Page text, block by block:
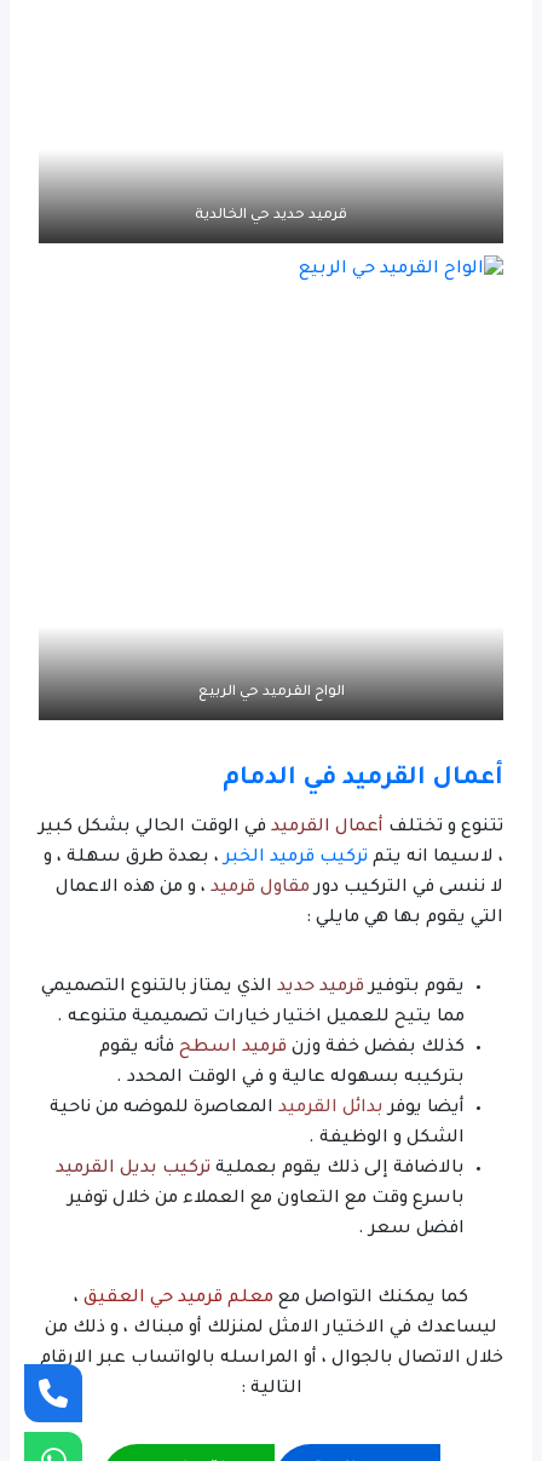
قرميد حديد حي الخالدية
الواح القرميد حي الربيع
أعمال القرميد في الدمام
تتنوع و تختلف أعمال القرميد في الوقت الحالي بشكل كبير
، لاسيما انه يتم تركيب قرميد الخبر، بعدة طرق سهلة ، و
لا ننسى في التركيب دورمقاول قرميد ، و من هذه الاعمال
التي يقوم بها هي مايلي :
يقوم بتوفيرقرميد حديد الذي يمتاز بالتنوع التصميمي
مما يتيح للعميل اختيار خيارات تصميمية متنوعه .
كذلك بفضل خفة وزن قرميد اسطح فأنه يقوم
بتركيبه بسهوله عالية و في الوقت المحدد .
أيضا يوفر بدائل القرميد المعاصرة للموضه من ناحية
الشكل و الوظيفة .
بالاضافة إلى ذلك يقوم بعملية تركيب بديل القرميد
باسرع وقت مع التعاون مع العملاء من خلال توفير
افضل سعر .
كما يمكنك التواصل مع معلم قرميد حي العقيق ،
ليساعدك في الاختيار الامثل لمنزلك أو مبناك ، و ذلك من
خلال الاتصال بالجوال ، أو المراسله بالواتساب عبر الارقام
التالية :